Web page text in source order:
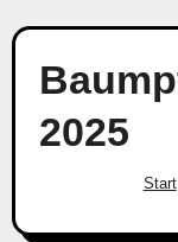
2025
Start